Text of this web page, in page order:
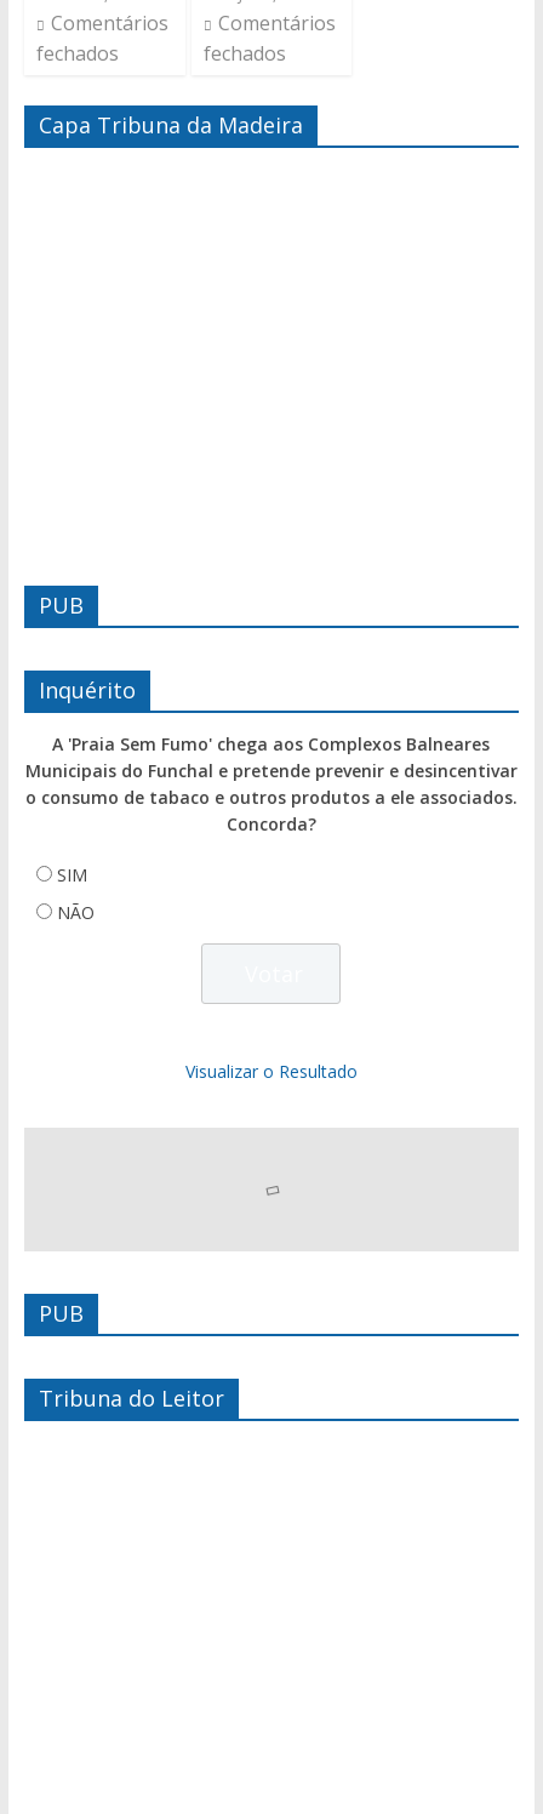
Comentários
fechados
Comentários
fechados
Capa Tribuna da Madeira
PUB
Inquérito
A 'Praia Sem Fumo' chega aos Complexos Balneares
Municipais do Funchal e pretende prevenir e desincentivar
o consumo de tabaco e outros produtos a ele associados.
Concorda?
SIM
NÃO
Visualizar o Resultado
PUB
Tribuna do Leitor